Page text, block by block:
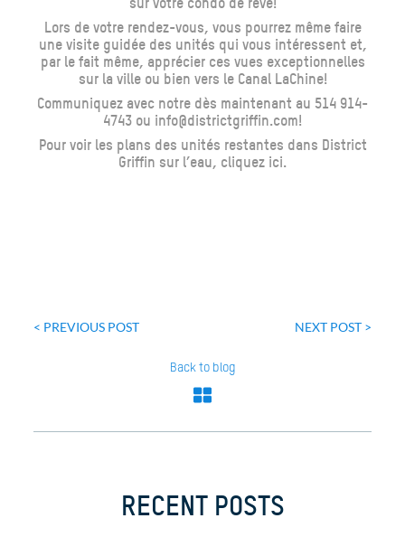
Lors de votre rendez-vous, vous pourrez même faire
une visite guidée des unités qui vous intéressent et,
par le fait même, apprécier ces vues exceptionnelles
sur la ville ou bien vers le Canal LaChine!
Communiquez avec notre dès maintenant au 514 914-
4743 ou info@districtgriffin.com!
Pour voir les plans des unités restantes dans District
Griffin sur l’eau, cliquez ici.
< PREVIOUS POST NEXT POST >
Back to blog
RECENT POSTS